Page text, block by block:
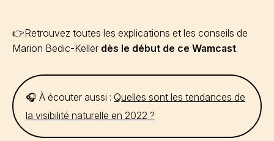
👉Retrouvez toutes les explications et les conseils de
Marion Bedic-Keller dès le début de ce Wamcast.
🎧 À écouter aussi : Quelles sont les tendances de
la visibilité naturelle en 2022 ?